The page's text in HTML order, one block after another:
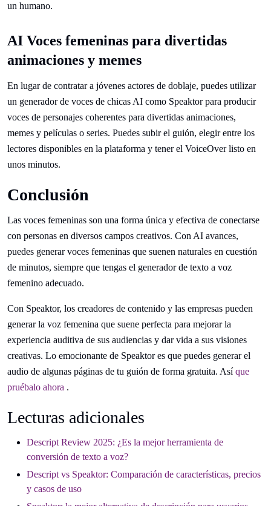
un humano.
AI Voces femeninas para divertidas
animaciones y memes
En lugar de contratar a jóvenes actores de doblaje, puedes utilizar
un generador de voces de chicas AI como Speaktor para producir
voces de personajes coherentes para divertidas animaciones,
memes y películas o series. Puedes subir el guión, elegir entre los
lectores disponibles en la plataforma y tener el VoiceOver listo en
unos minutos.
Conclusión
Las voces femeninas son una forma única y efectiva de conectarse
con personas en diversos campos creativos. Con AI avances,
puedes generar voces femeninas que suenen naturales en cuestión
de minutos, siempre que tengas el generador de texto a voz
femenino adecuado.
Con Speaktor, los creadores de contenido y las empresas pueden
generar la voz femenina que suene perfecta para mejorar la
experiencia auditiva de sus audiencias y dar vida a sus visiones
creativas. Lo emocionante de Speaktor es que puedes generar el
audio de algunas páginas de tu guión de forma gratuita. Asíque
pruébalo ahora .
Lecturas adicionales
Descript Review 2025: ¿Es la mejor herramienta de
conversión de texto a voz?
Descript vs Speaktor: Comparación de características, precios
y casos de uso